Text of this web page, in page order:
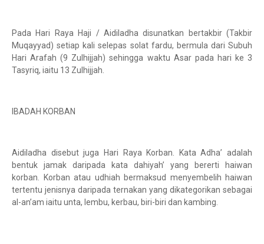
Pada Hari Raya Haji / Aidiladha disunatkan bertakbir (Takbir
Muqayyad) setiap kali selepas solat fardu, bermula dari Subuh
Hari Arafah (9 Zulhijjah) sehingga waktu Asar pada hari ke 3
Tasyriq, iaitu 13 Zulhijjah.
IBADAH KORBAN
Aidiladha disebut juga Hari Raya Korban. Kata Adha’ adalah
bentuk jamak daripada kata dahiyah’ yang bererti haiwan
korban. Korban atau udhiah bermaksud menyembelih haiwan
tertentu jenisnya daripada ternakan yang dikategorikan sebagai
al-an’am iaitu unta, lembu, kerbau, biri-biri dan kambing.